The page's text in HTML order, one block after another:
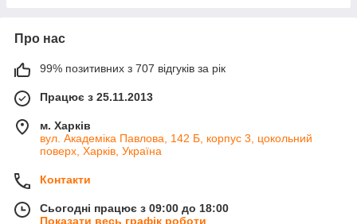
Про нас
99% позитивних з 707 відгуків за рік
Працює з 25.11.2013
м. Харків
вул. Академіка Павлова, 142 Б, корпус 3, цокольний
поверх, Харків, Україна
Контакти
Сьогодні працює з 09:00 до 18:00
Показати весь графік роботи